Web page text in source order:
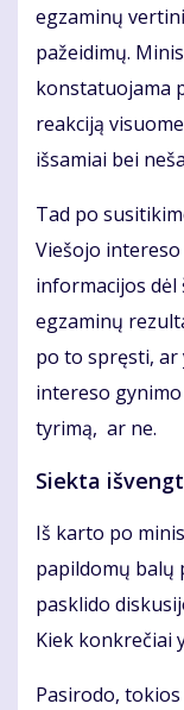
egzaminų
pažeidimų.
konstatuojama
reakciją
išsamiai bei
Tad po
Viešojo
informacijos
egzaminų
po to spręsti,
intereso
tyrimą, ar ne.
Siekta
Iš karto po
papildomų balų
pasklido
Kiek konkrečiai
Pasirodo,